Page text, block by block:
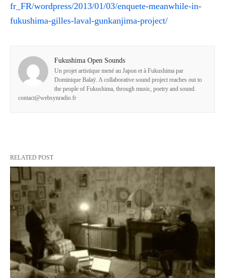
fr_FR/wordpress/2013/01/03/enquete-meanwhile-in-
fukushima-gilles-laval-gunkanjima-project/
Fukushima Open Sounds
Un projet artistique mené au Japon et à Fukushima par
Dominique Balaÿ. A collaborative sound project reaches out to
the people of Fukushima, through music, poetry and sound.
contact@websynradio.fr
RELATED POST